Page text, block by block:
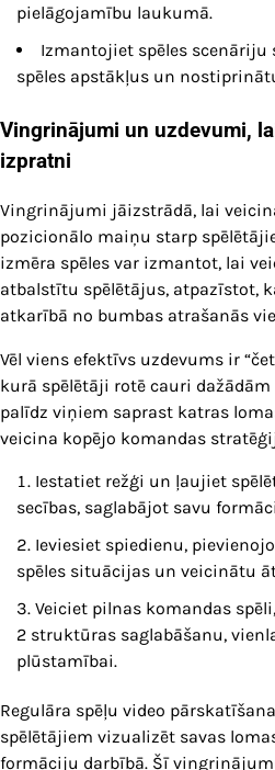
pielāgojamību laukumā.
Izmantojiet spēles
spēles apstākļus un
Vingrinājumi un uzdevumi,
izpratni
Vingrinājumi jāizstrādā, lai
pozicionālo maiņu starp
izmēra spēles var izmantot, lai
atbalstītu spēlētājus, atpazīstot,
atkarībā no bumbas atrašanās
Vēl viens efektīvs uzdevums ir
kurā spēlētāji rotē cauri
palīdz viņiem saprast katras
veicina kopējo komandas
Iestatiet režģi un ļaujiet
secības, saglabājot savu
Ieviesiet spiedienu,
spēles situācijas un veicinātu
Veiciet pilnas komandas
2 struktūras saglabāšanu,
plūstamībai.
Regulāra spēļu video
spēlētājiem vizualizēt savas
formāciju darbībā. Šī